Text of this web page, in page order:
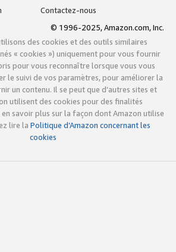
Contactez-nous
© 1996-2025, Amazon.com, Inc.
des cookies et des outils similaires
« cookies ») uniquement pour vous fournir
pour vous reconnaître lorsque vous vous
le suivi de vos paramètres, pour améliorer la
un contenu. Il se peut que d’autres sites et
utilisent des cookies pour des finalités
savoir plus sur la façon dont Amazon utilise
lire la Politique d’Amazon concernant les
cookies